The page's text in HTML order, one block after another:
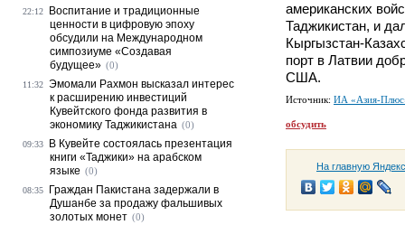
американских
Таджикистан, и
Кыргызстан-
порт в Латвии
США.
Источник: ИА «Азия-
обсудить
На главную
22:12
Воспитание и традиционные
ценности в цифровую эпоху
обсудили на Международном
симпозиуме «Создавая
будущее» (0)
11:32 Эмомали Рахмон высказал интерес
к расширению инвестиций
Кувейтского фонда развития в
экономику Таджикистана (0)
09:33
В Кувейте состоялась презентация
книги «Таджики» на арабском
языке (0)
08:35
Граждан Пакистана задержали в
Душанбе за продажу фальшивых
золотых монет (0)